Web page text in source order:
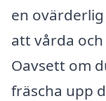
en
att vårda
Oavsett om
fräscha upp